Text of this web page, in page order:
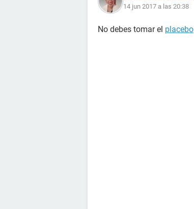
14 jun 2017 a las 20:38
No debes tomar el placebo